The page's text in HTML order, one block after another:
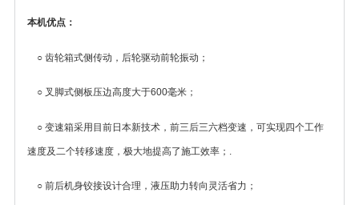
本机优点：
○ 齿轮箱式侧传动，后轮驱动前轮振动；
○ 叉脚式侧板压边高度大于600毫米；
○ 变速箱采用目前日本新技术，前三后三六档变速，可实现四个工作
速度及二个转移速度，极大地提高了施工效率；.
○ 前后机身铰接设计合理，液压助力转向灵活省力；